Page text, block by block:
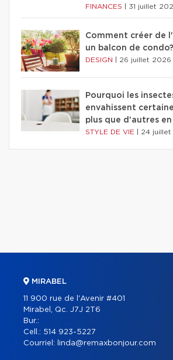
FINANCES 31 juillet
Comment créer de
un balcon de condo?
DESIGN 26 juillet 2026
Pourquoi les
envahissent
plus que d'autres en
STYLE DE VIE 24
MIRABEL
11 900 rue de l'Avenir #401
Mirabel, Qc. J7J 2T6
Bur.:
Cell.: 514 923-5227
Courriel:
linda@remaxbonjour.com